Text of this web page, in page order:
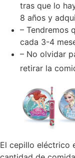
tras que lo
8 años y
– Tendremos
cada 3-4
– No olvidar
retirar la
El cepillo eléctrico